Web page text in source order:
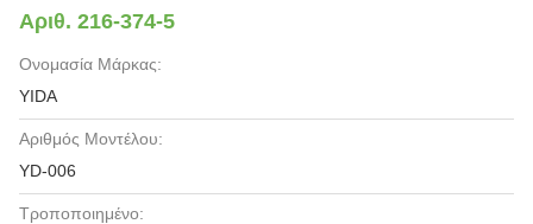
Αριθ. 216-374-5
Ονομασία Μάρκας:
YIDA
Αριθμός Μοντέλου:
YD-006
Τροποποιημένο: